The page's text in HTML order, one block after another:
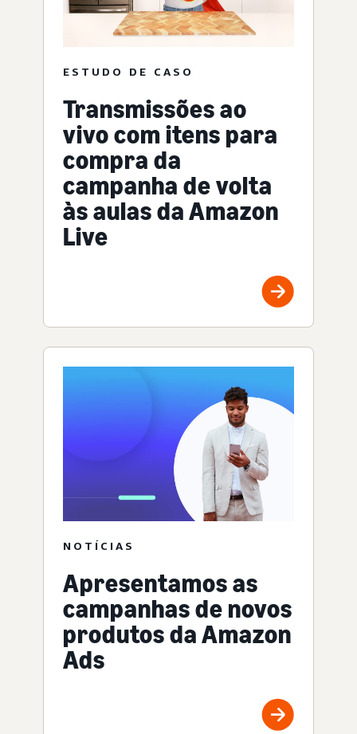
ESTUDO DE CASO
Transmissões ao
vivo com itens para
compra da
campanha de volta
às aulas da Amazon
Live
NOTÍCIAS
Apresentamos as
campanhas de novos
produtos da Amazon
Ads